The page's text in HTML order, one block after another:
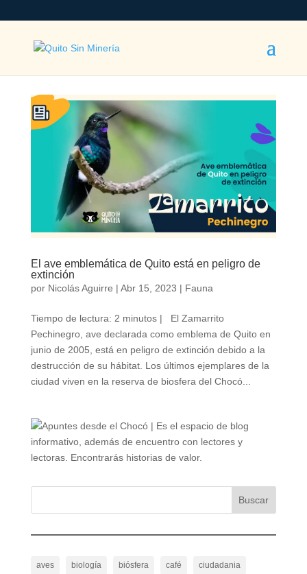
El ave emblemática de Quito está en peligro de
extinción
por Nicolás Aguirre | Abr 15, 2023 | Fauna
Tiempo de lectura: 2 minutos | El Zamarrito
Pechinegro, ave declarada como emblema de Quito en
junio de 2005, está en peligro de extinción debido a la
destrucción de su hábitat. Los últimos ejemplares de la
ciudad viven en la reserva de biosfera del Chocó...
aves biología biósfera café ciudadania